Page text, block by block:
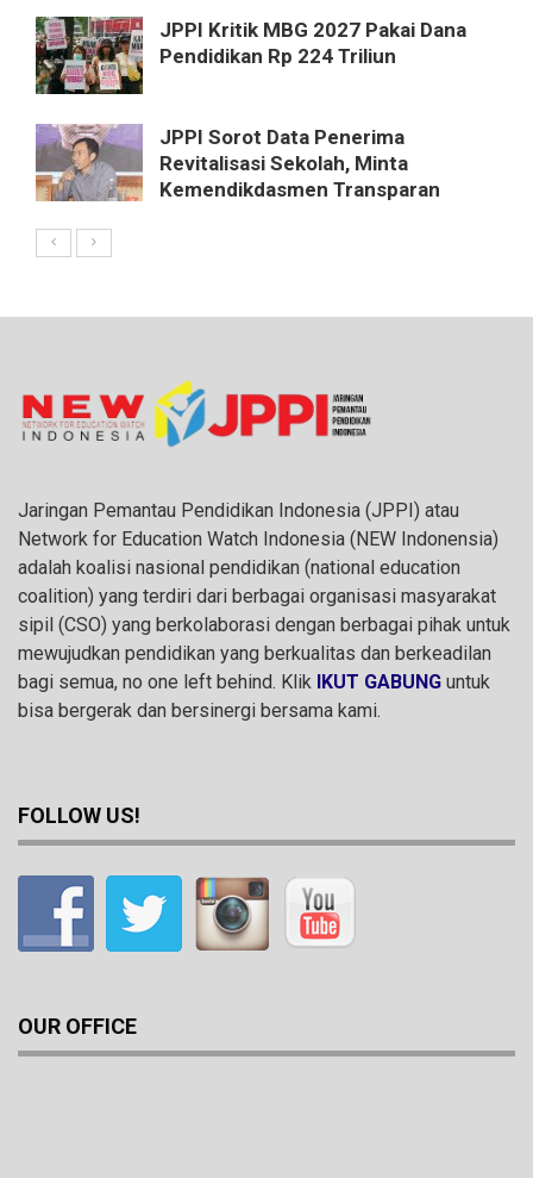
JPPI Kritik MBG 2027 Pakai Dana
Pendidikan Rp 224 Triliun
JPPI Sorot Data Penerima
Revitalisasi Sekolah, Minta
Kemendikdasmen Transparan
Jaringan Pemantau Pendidikan Indonesia (JPPI) atau
Network for Education Watch Indonesia (NEW Indonensia)
adalah koalisi nasional pendidikan (national education
coalition) yang terdiri dari berbagai organisasi masyarakat
sipil (CSO) yang berkolaborasi dengan berbagai pihak untuk
mewujudkan pendidikan yang berkualitas dan berkeadilan
bagi semua, no one left behind. Klik IKUT GABUNG untuk
bisa bergerak dan bersinergi bersama kami.
FOLLOW US!
OUR OFFICE